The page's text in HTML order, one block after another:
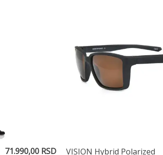
71.990,00 RSD VISION Hybrid Polarized